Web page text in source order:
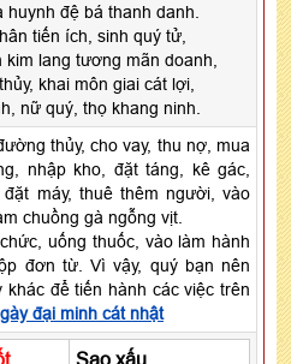
huynh đệ bá thanh danh.
tiến ích, sinh quý tử,
kim lang tương mãn doanh,
khai môn giai cát lợi,
nữ quý, thọ khang ninh.
thủy, cho vay, thu nợ, mua
nhập kho, đặt táng, kê gác,
máy, thuê thêm người, vào
chuồng gà ngỗng vịt.
uống thuốc, vào làm hành
đơn từ. Vì vậy, quý bạn nên
khác để tiến hành các việc trên
đại minh cát nhật
Sao xấu